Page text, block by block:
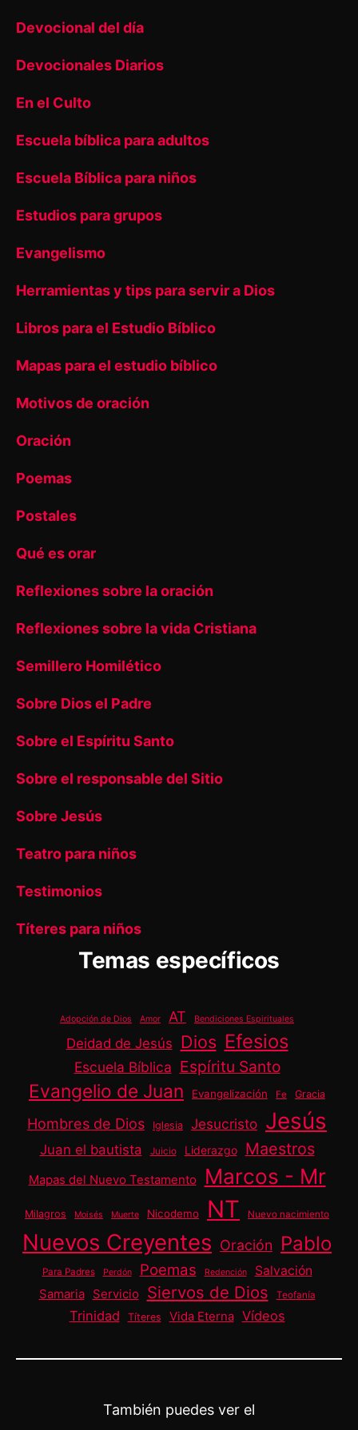
Devocional del día
Devocionales Diarios
En el Culto
Escuela bíblica para adultos
Escuela Bíblica para niños
Estudios para grupos
Evangelismo
Herramientas y tips para servir a Dios
Libros para el Estudio Bíblico
Mapas para el estudio bíblico
Motivos de oración
Oración
Poemas
Postales
Qué es orar
Reflexiones sobre la oración
Reflexiones sobre la vida Cristiana
Semillero Homilético
Sobre Dios el Padre
Sobre el Espíritu Santo
Sobre el responsable del Sitio
Sobre Jesús
Teatro para niños
Testimonios
Títeres para niños
Temas específicos
Adopción de Dios Amor AT Bendiciones Espirituales
Deidad de Jesús Dios Efesios
Escuela Bíblica Espíritu Santo
Evangelio de Juan Evangelización Fe Gracia
Hombres de Dios Iglesia Jesucristo Jesús
Juan el bautista Juicio Liderazgo Maestros
Mapas del Nuevo Testamento Marcos - Mr
Milagros Moisés Muerte Nicodemo NT Nuevo nacimiento
Nuevos Creyentes Oración Pablo
Para Padres Perdón Poemas Redención
Salvación
Samaria
Servicio Siervos de Dios Teofanía
Trinidad Títeres Vida Eterna Vídeos
También puedes ver el